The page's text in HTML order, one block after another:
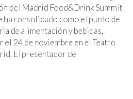
del Madrid Food&Drink Summit
ha consolidado como el punto de
de alimentación y bebidas,
el 24 de noviembre en el Teatro
El presentador de